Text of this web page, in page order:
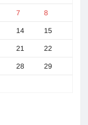
7 8
14 15
21 22
28 29